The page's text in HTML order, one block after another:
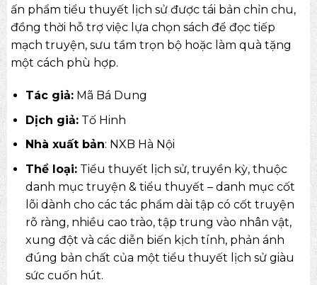
ấn phẩm tiểu thuyết lịch sử được tái bản chỉn chu,
đồng thời hỗ trợ việc lựa chọn sách để đọc tiếp
mạch truyện, sưu tầm trọn bộ hoặc làm quà tặng
một cách phù hợp.
Tác giả:Mã Bá Dung
Dịch giả:Tố Hinh
Nhà xuất bản: NXB Hà Nội
Thể loại:Tiểu thuyết lịch sử, truyền kỳ, thuộc
danh mục truyện & tiểu thuyết – danh mục cốt
lõi dành cho các tác phẩm dài tập có cốt truyện
rõ ràng, nhiều cao trào, tập trung vào nhân vật,
xung đột và các diễn biến kịch tính, phản ánh
đúng bản chất của một tiểu thuyết lịch sử giàu
sức cuốn hút.